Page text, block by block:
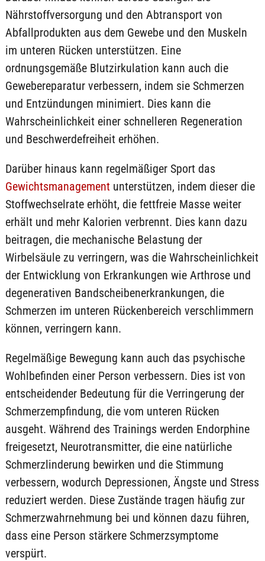
Nährstoffversorgung und den Abtransport von
Abfallprodukten aus dem Gewebe und den Muskeln
im unteren Rücken unterstützen. Eine
ordnungsgemäße Blutzirkulation kann auch die
Gewebereparatur verbessern, indem sie Schmerzen
und Entzündungen minimiert. Dies kann die
Wahrscheinlichkeit einer schnelleren Regeneration
und Beschwerdefreiheit erhöhen.
Darüber hinaus kann regelmäßiger Sport das
Gewichtsmanagementunterstützen, indem dieser die
Stoffwechselrate erhöht, die fettfreie Masse weiter
erhält und mehr Kalorien verbrennt. Dies kann dazu
beitragen, die mechanische Belastung der
Wirbelsäule zu verringern, was die Wahrscheinlichkeit
der Entwicklung von Erkrankungen wie Arthrose und
degenerativen Bandscheibenerkrankungen, die
Schmerzen im unteren Rückenbereich verschlimmern
können, verringern kann.
Regelmäßige Bewegung kann auch das psychische
Wohlbefinden einer Person verbessern. Dies ist von
entscheidender Bedeutung für die Verringerung der
Schmerzempfindung, die vom unteren Rücken
ausgeht. Während des Trainings werden Endorphine
freigesetzt, Neurotransmitter, die eine natürliche
Schmerzlinderung bewirken und die Stimmung
verbessern, wodurch Depressionen, Ängste und Stress
reduziert werden. Diese Zustände tragen häufig zur
Schmerzwahrnehmung bei und können dazu führen,
dass eine Person stärkere Schmerzsymptome
verspürt.